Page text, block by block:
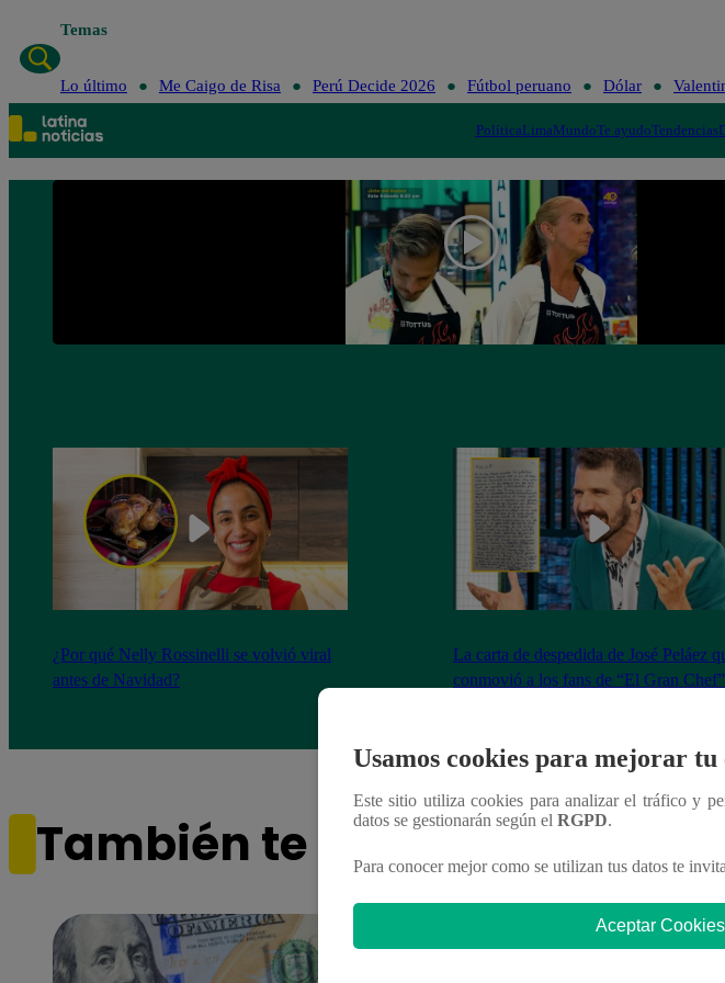
Temas
Lo último Me Caigo de Risa Perú Decide 2026 Fútbol peruano Dólar
PolíticaLimaMundoTe ayudoTendencias
¿Por qué Nelly Rossinelli se volvió viral
antes de Navidad?
La carta de despedida de José Peláez
conmovió a los fans de “El Gran Chef”
También te puede interesar
Usamos cookies para mejorar tu
Este sitio utiliza cookies para analizar el tráfico y
datos se gestionarán según el RGPD.
Para conocer mejor como se utilizan tus datos te
Aceptar Cookies